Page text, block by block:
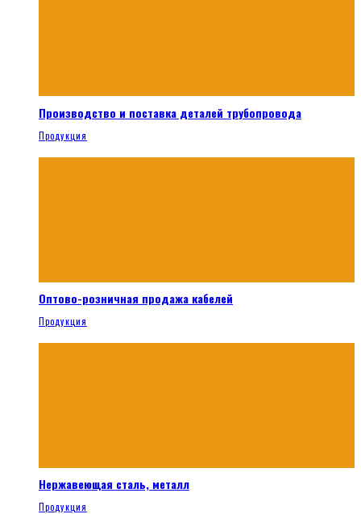
Производство и поставка деталей трубопровода
Продукция
Оптово-розничная продажа кабелей
Продукция
Нержавеющая сталь, металл
Продукция